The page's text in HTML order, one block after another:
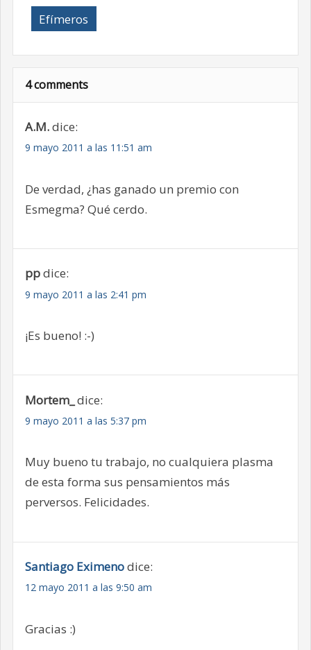
Efímeros
4 comments
A.M.dice:
9 mayo 2011 a las 11:51 am
De verdad, ¿has ganado un premio con
Esmegma? Qué cerdo.
ppdice:
9 mayo 2011 a las 2:41 pm
¡Es bueno! :-)
Mortem_ dice:
9 mayo 2011 a las 5:37 pm
Muy bueno tu trabajo, no cualquiera plasma
de esta forma sus pensamientos más
perversos. Felicidades.
Santiago Eximenodice:
12 mayo 2011 a las 9:50 am
Gracias :)